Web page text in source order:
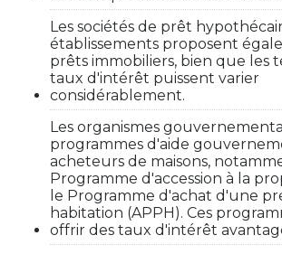
Les sociétés de prêt
établissements proposent
prêts immobiliers, bien que les
taux d'intérêt puissent varier
considérablement.
Les organismes
programmes d'aide
acheteurs de maisons,
Programme d'accession à la
le Programme d'achat d'une
habitation (APPH). Ces
offrir des taux d'intérêt